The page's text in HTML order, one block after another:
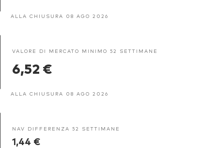
ALLA CHIUSURA 08 AGO 2026
VALORE DI MERCATO MINIMO 52 SETTIMANE
6,52 €
ALLA CHIUSURA 08 AGO 2026
NAV DIFFERENZA 52 SETTIMANE
1,44 €